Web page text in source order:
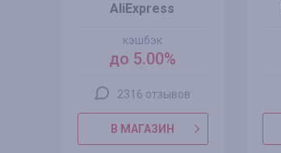
AliExpress
кэшбэк
до 5.00%
2316 отзывов
В МАГАЗИН